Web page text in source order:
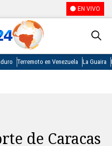
EN VIVO
Terremoto en Venezuela La Guaira
de Caracas